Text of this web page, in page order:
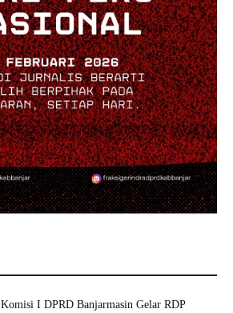
Komisi I DPRD Banjarmasin Gelar RDP